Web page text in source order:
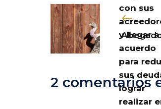
con sus
y llegar
acuerdo
para
sus
lograr
realizar
2 comentarios